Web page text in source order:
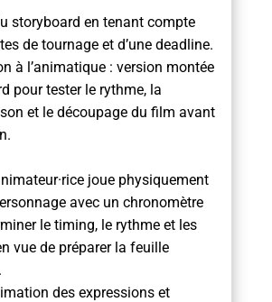
storyboard en tenant compte
de tournage et d’une deadline.
à l’animatique : version montée
pour tester le rythme, la
et le découpage du film avant
joue physiquement
avec un chronomètre
le timing, le rythme et les
vue de préparer la feuille
des expressions et